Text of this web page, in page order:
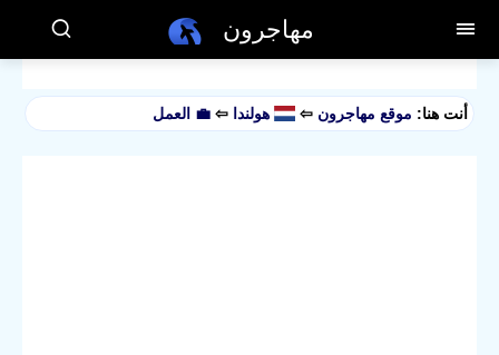
مهاجرون
أنت هنا: موقع مهاجرون ⇦ هولندا ⇦ 💼 العمل